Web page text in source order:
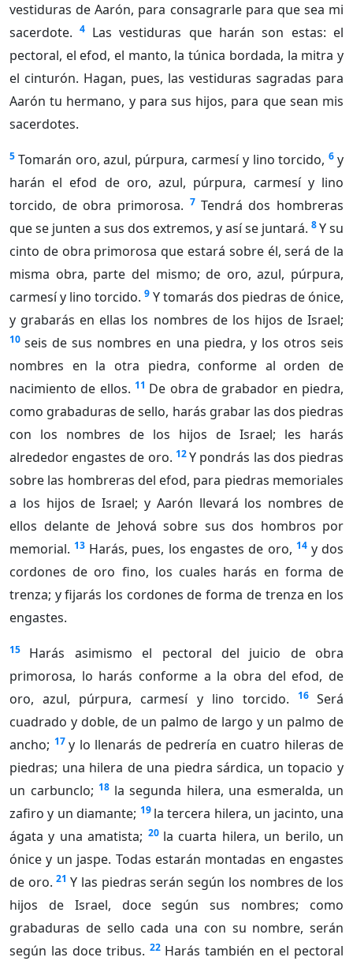
vestiduras de Aarón, para consagrarle para que sea mi
sacerdote.
4 Las vestiduras que harán son estas: el
pectoral, el efod, el manto, la túnica bordada, la mitra y
el cinturón. Hagan, pues, las vestiduras sagradas para
Aarón tu hermano, y para sus hijos, para que sean mis
sacerdotes.
5 Tomarán oro, azul, púrpura, carmesí y lino torcido, 6 y
harán el efod de oro, azul, púrpura, carmesí y lino
torcido, de obra primorosa. 7 Tendrá dos hombreras
que se junten a sus dos extremos, y así se juntará. 8Y su
cinto de obra primorosa que estará sobre él, será de la
misma obra, parte del mismo; de oro, azul, púrpura,
carmesí y lino torcido. 9 Y tomarás dos piedras de ónice,
y grabarás en ellas los nombres de los hijos de Israel;
10 seis de sus nombres en una piedra, y los otros seis
nombres en la otra piedra, conforme al orden de
nacimiento de ellos. 11 De obra de grabador en piedra,
como grabaduras de sello, harás grabar las dos piedras
con los nombres de los hijos de Israel; les harás
alrededor engastes de oro. 12Y pondrás las dos piedras
sobre las hombreras del efod, para piedras memoriales
a los hijos de Israel; y Aarón llevará los nombres de
ellos delante de Jehová sobre sus dos hombros por
memorial. 13 Harás, pues, los engastes de oro, 14 y dos
cordones de oro fino, los cuales harás en forma de
trenza; y fijarás los cordones de forma de trenza en los
engastes.
15
Harás asimismo el pectoral del juicio de obra
primorosa, lo harás conforme a la obra del efod, de
oro, azul, púrpura, carmesí y lino torcido.
16 Será
cuadrado y doble, de un palmo de largo y un palmo de
ancho; 17 y lo llenarás de pedrería en cuatro hileras de
piedras; una hilera de una piedra sárdica, un topacio y
un carbunclo; 18 la segunda hilera, una esmeralda, un
zafiro y un diamante; 19 la tercera hilera, un jacinto, una
ágata y una amatista; 20 la cuarta hilera, un berilo, un
ónice y un jaspe. Todas estarán montadas en engastes
de oro. 21 Y las piedras serán según los nombres de los
hijos de Israel, doce según sus nombres; como
grabaduras de sello cada una con su nombre, serán
según las doce tribus. 22 Harás también en el pectoral